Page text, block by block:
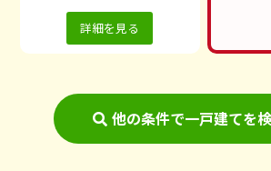
詳細を見る
他の条件で一戸建てを